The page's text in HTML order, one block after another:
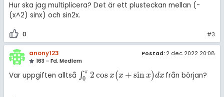
Hur ska jag multiplicera? Det är ett plusteckan mellan (-
(x^2) sinx) och sin2x.
0 #3
anony123
163 – Fd. Medlem
Postad: 2 dec 2022 20:08
Var uppgiften alltså ∫ π
0 2cos x(x + sinx)dx
0π 2cosx(x+sinx )dx från början?